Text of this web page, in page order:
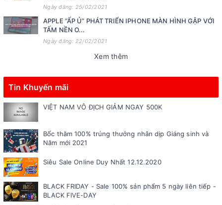
Ngày đăng: 25/02/2021
APPLE “ẤP Ủ” PHÁT TRIỂN IPHONE MÀN HÌNH GẬP VỚI
TẤM NỀN O...
Ngày đăng: 22/02/2021
Xem thêm
Tin Khuyến mãi
VIỆT NAM VÔ ĐỊCH GIẢM NGAY 500K
Bốc thăm 100% trúng thưởng nhân dịp Giáng sinh và
Năm mới 2021
Siêu Sale Online Duy Nhất 12.12.2020
BLACK FRIDAY - Sale 100% sản phẩm 5 ngày liên tiếp -
BLACK FIVE-DAY